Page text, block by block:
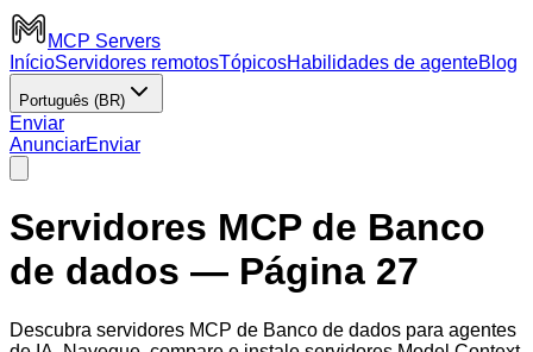
MCP Servers
InícioServidores remotosTópicosHabilidades de agenteBlog
Português (BR)
Enviar
AnunciarEnviar
Servidores MCP de Banco
de dados — Página 27
Descubra servidores MCP de Banco de dados para agentes